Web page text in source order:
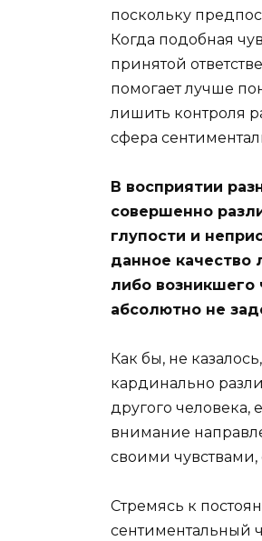
поскольку
Когда подобная
принятой
помогает лучше
лишить контроля
сфера
В восприятии
совершенно
глупости и
данное качество
либо возникшего
абсолютно не
Как бы, не
кардинально
другого человека,
внимание
своими чувствами,
Стремясь к
сентиментальный